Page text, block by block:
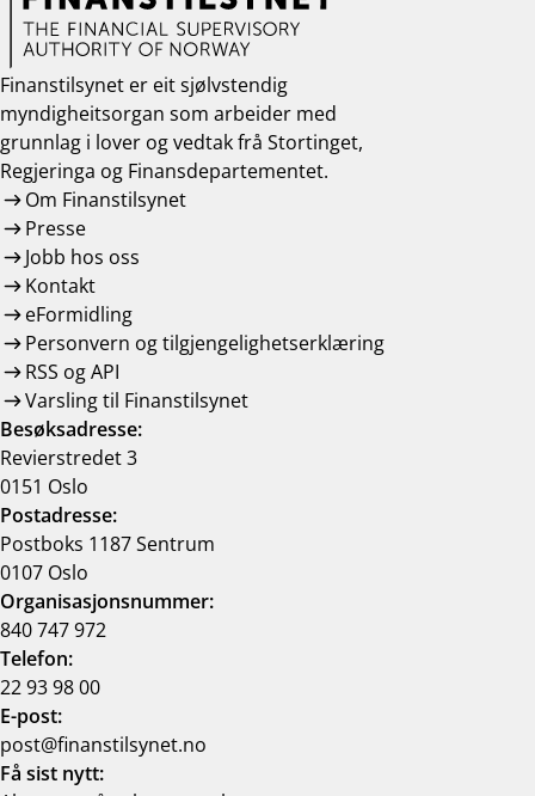
Finanstilsynet er eit sjølvstendig
myndigheitsorgan som arbeider med
grunnlag i lover og vedtak frå Stortinget,
Regjeringa og Finansdepartementet.
Om Finanstilsynet
Presse
Jobb hos oss
Kontakt
eFormidling
Personvern og tilgjengelighetserklæring
RSS og API
Varsling til Finanstilsynet
Besøksadresse:
Revierstredet 3
0151 Oslo
Postadresse:
Postboks 1187 Sentrum
0107 Oslo
Organisasjonsnummer:
840 747 972
Telefon:
22 93 98 00
E-post:
post@finanstilsynet.no
Få sist nytt: